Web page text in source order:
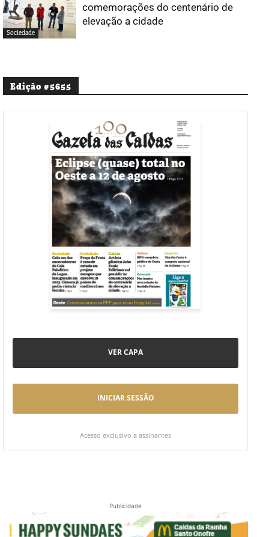
Sociedade
comemorações do centenário de
elevação a cidade
Edição #5655
VER CAPA
INICIAR SESSÃO
Acesso exclusivo a assinantes
Publicidade